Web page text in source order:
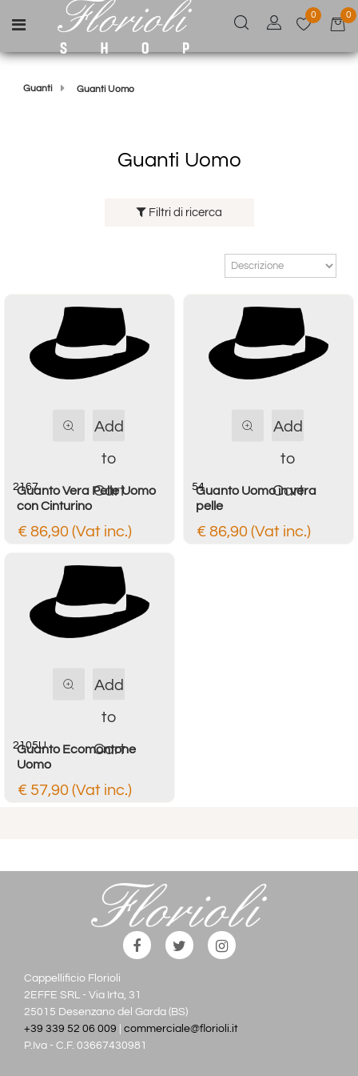
Open menu
0 0
Guanti Guanti Uomo
Guanti Uomo
Filtri di ricerca
Add
to
Cart
2167
Guanto Vera Pelle Uomo
con Cinturino
€ 86,90 (Vat inc.)
Add
to
Cart
54
Guanto Uomo in vera
pelle
€ 86,90 (Vat inc.)
Add
to
Cart
2105U
Guanto Ecomontone
Uomo
€ 57,90 (Vat inc.)
Cappellificio Florioli
2EFFE SRL - Via Irta, 31
25015 Desenzano del Garda (BS)
+39 339 52 06 009
commerciale@florioli.it
P.Iva - C.F. 03667430981